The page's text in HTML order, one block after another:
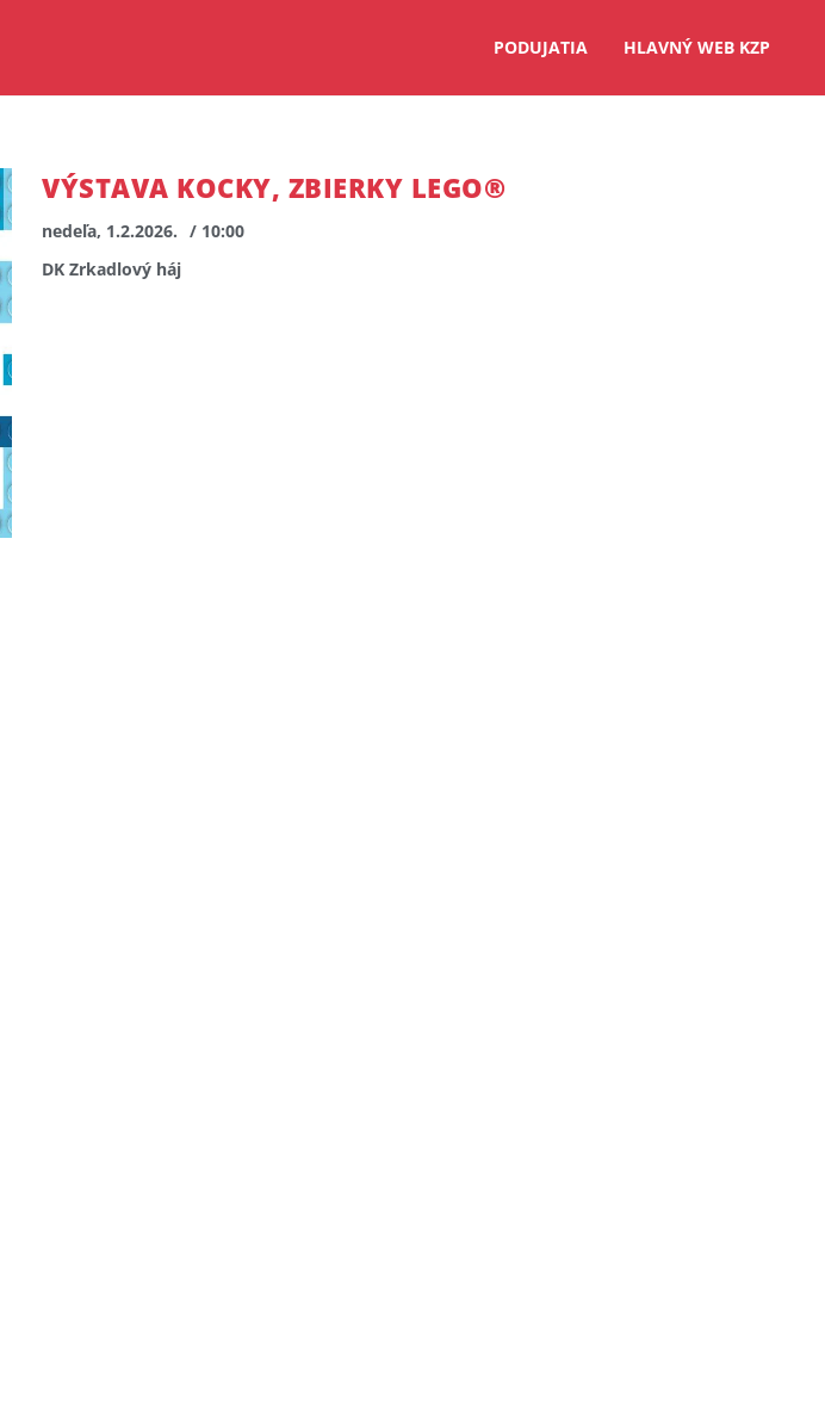
PODUJATIA HLAVNÝ WEB KZP
VÝSTAVA KOCKY, ZBIERKY LEGO®
nedeľa, 1.2.2026. / 10:00
DK Zrkadlový háj